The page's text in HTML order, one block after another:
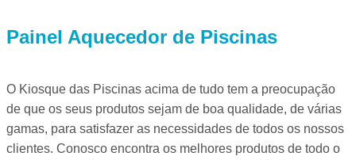
Painel Aquecedor de Piscinas
O Kiosque das Piscinas acima de tudo tem a preocupação
de que os seus produtos sejam de boa qualidade, de várias
gamas, para satisfazer as necessidades de todos os nossos
clientes. Conosco encontra os melhores produtos de todo o